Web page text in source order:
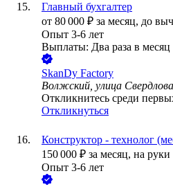
Главный бухгалтер
от 80 000 ₽ за месяц, до
Опыт 3-6 лет
Выплаты: Два раза в месяц
SkanDy Factory
Волжский, улица
Откликнитесь среди
Откликнуться
Конструктор - технолог
150 000 ₽ за месяц, на руки
Опыт 3-6 лет